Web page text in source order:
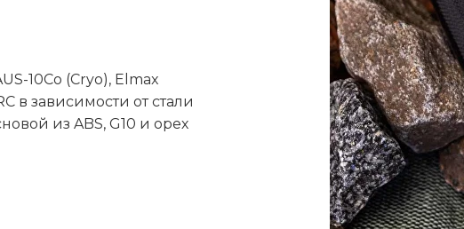
10Co (Cryo), Elmax
в зависимости от стали
из ABS, G10 и орех